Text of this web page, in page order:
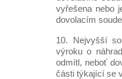
vyřešena nebo
dovolacím
10. Nejvyšší
výroku o
odmítl, neboť
části týkající se